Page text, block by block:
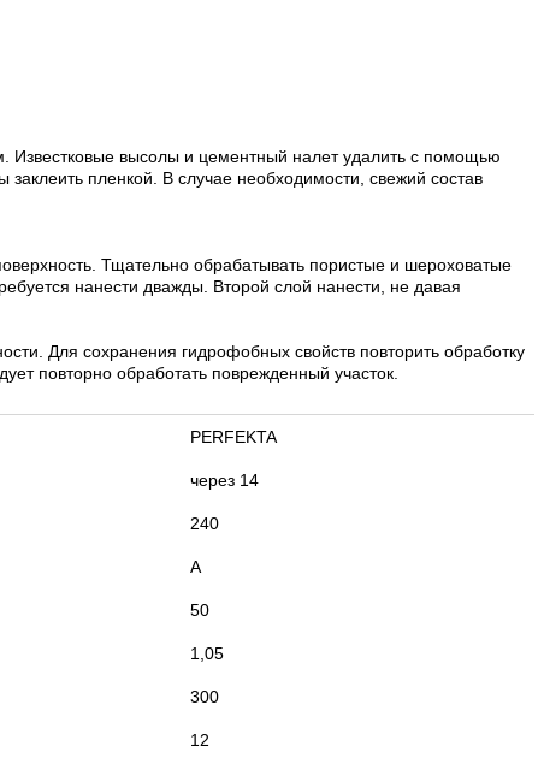
Известковые высолы и цементный налет удалить с помощью
пленкой. В случае необходимости, свежий состав
Тщательно обрабатывать пористые и шероховатые
нанести дважды. Второй слой нанести, не давая
Для сохранения гидрофобных свойств повторить обработку
повторно обработать поврежденный участок.
PERFEKTA
через 14
240
А
50
1,05
300
12